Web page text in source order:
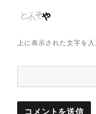
上に表示された文字を